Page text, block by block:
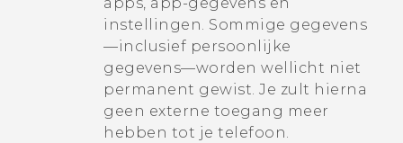
apps, app-gegevens en
instellingen. Sommige gegevens
—inclusief persoonlijke
gegevens—worden wellicht niet
permanent gewist. Je zult hierna
geen externe toegang meer
hebben tot je telefoon.